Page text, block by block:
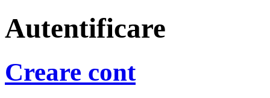
Autentificare
Creare cont